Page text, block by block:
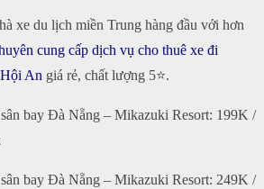
xe du lịch miền Trung hàng đầu với hơn
cung cấp dịch vụ cho thuê xe đi
An giá rẻ, chất lượng 5⭐.
bay Đà Nẵng – Mikazuki Resort: 199K /
bay Đà Nẵng – Mikazuki Resort: 249K /